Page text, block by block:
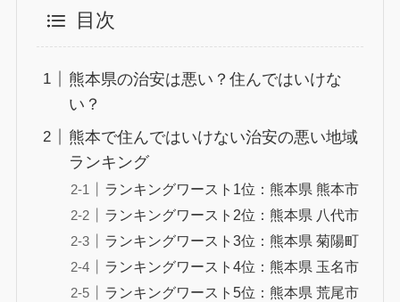
目次
熊本県の治安は悪い？住んではいけな
い？
熊本で住んではいけない治安の悪い地域
ランキング
ランキングワースト1位：熊本県 熊本市
ランキングワースト2位：熊本県 八代市
ランキングワースト3位：熊本県 菊陽町
ランキングワースト4位：熊本県 玉名市
ランキングワースト5位：熊本県 荒尾市